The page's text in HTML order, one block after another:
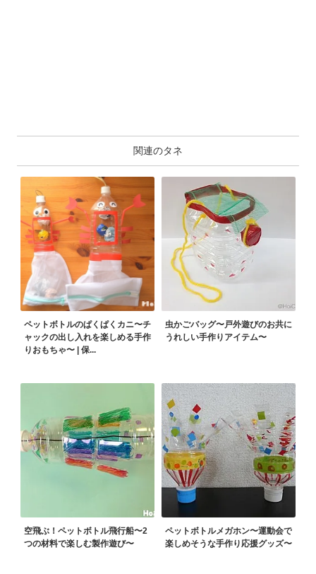
関連のタネ
ペットボトルのぱくぱくカニ〜チ
ャックの出し入れを楽しめる手作
りおもちゃ〜 | 保...
虫かごバッグ〜戸外遊びのお共に
うれしい手作りアイテム〜
空飛ぶ！ペットボトル飛行船〜2
つの材料で楽しむ製作遊び〜
ペットボトルメガホン〜運動会で
楽しめそうな手作り応援グッズ〜